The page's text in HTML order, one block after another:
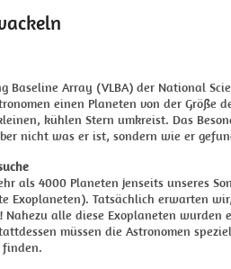
Baseline Array (VLBA) der National
einen Planeten von der Größe
kühlen Stern umkreist. Das
nicht was er ist, sondern wie er
als 4000 Planeten jenseits unseres
Exoplaneten). Tatsächlich erwarten
alle diese Exoplaneten wurden
müssen die Astronomen
finden.